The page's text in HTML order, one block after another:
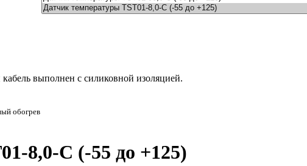
выполнен с силиковной изоляцией.
обогрев
8,0-С (-55 до +125)